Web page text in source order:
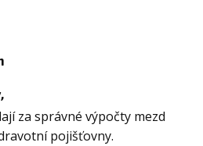
za správné výpočty mezd
pojišťovny.